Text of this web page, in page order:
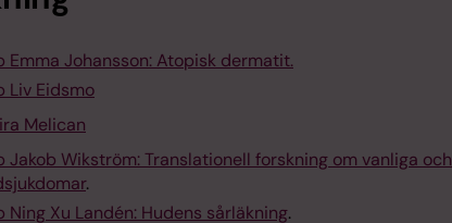
Emma Johansson: Atopisk dermatit.
Liv Eidsmo
Melican
Jakob Wikström: Translationell forskning om vanliga och
.
Ning Xu Landén: Hudens sårläkning.